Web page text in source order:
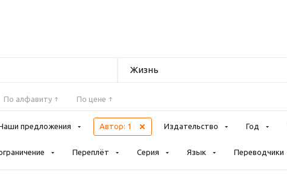
Жизнь
По алфавиту По цене
предложения Автор: 1 Издательство Год
Переплёт Серия Язык Переводчики